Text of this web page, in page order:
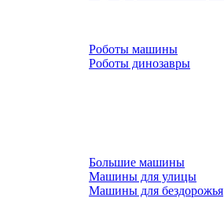
Роботы машины
Роботы динозавры
Большие машины
Машины для улицы
Машины для бездорожья